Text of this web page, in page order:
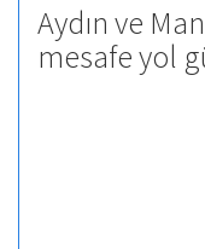
Aydın ve
mesafe yol